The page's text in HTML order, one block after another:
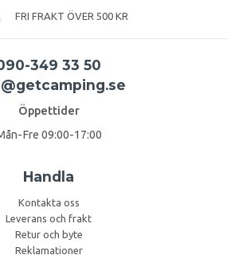
FRI FRAKT ÖVER 500 KR
349 33 50
Öppettider
Fre 09:00-17:00
Handla
Kontakta oss
Leverans och frakt
Retur och byte
Reklamationer